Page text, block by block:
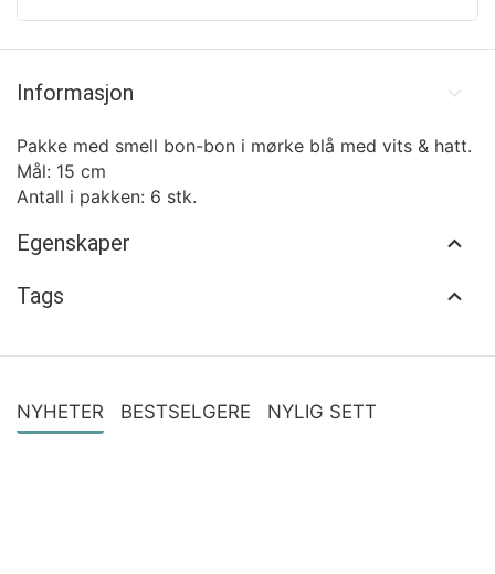
Informasjon
Pakke med smell bon-bon i mørke blå med vits & hatt.
Mål: 15 cm
Antall i pakken: 6 stk.
Egenskaper
Tags
NYHETER BESTSELGERE NYLIG SETT